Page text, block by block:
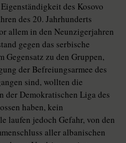
des Kosovo
des 20. Jahrhunderts
allem in den Neunzigerjahren
gegen das serbische
Gegensatz zu den Gruppen,
der Befreiungsarmee des
sind, wollten die
Demokratischen Liga des
haben, kein
laufen jedoch Gefahr, von den
aller albanischen